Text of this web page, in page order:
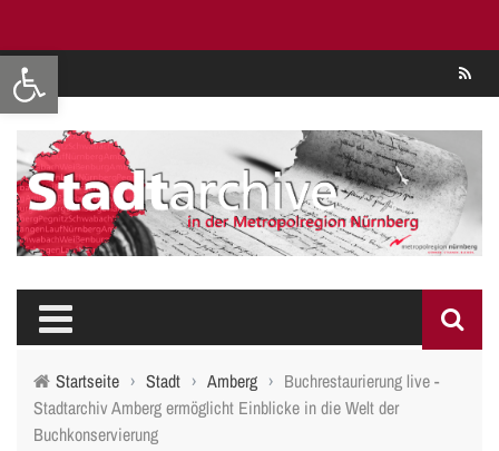
Werkzeugleiste öffnen
Startseite › Stadt › Amberg › Buchrestaurierung live -
Stadtarchiv Amberg ermöglicht Einblicke in die Welt der
Buchkonservierung